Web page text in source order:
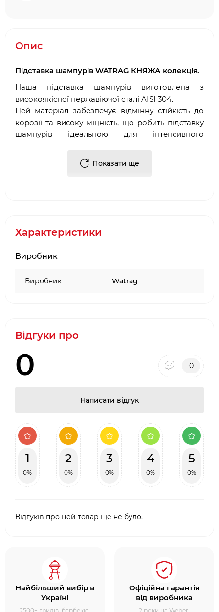
Опис
Підставка шампурів WATRAG КНЯЖА колекція.
Наша підставка шампурів виготовлена з
високоякісної нержавіючої сталі AISI 304.
Цей матеріал забезпечує відмінну стійкість до
корозії та високу міцність, що робить підставку
шампурів ідеальною для інтенсивного
використання.
Показати ще
Характеристики
Виробник
Виробник Watrag
Відгуки про
0 0
Написати відгук
1
0%
2
0%
3
0%
4
0%
5
0%
Відгуків про цей товар ще не було.
Найбільший вибір в
Україні
2500+ грилів, барбекю,
Офіційна гарантія
від виробника
2 роки на Weber,